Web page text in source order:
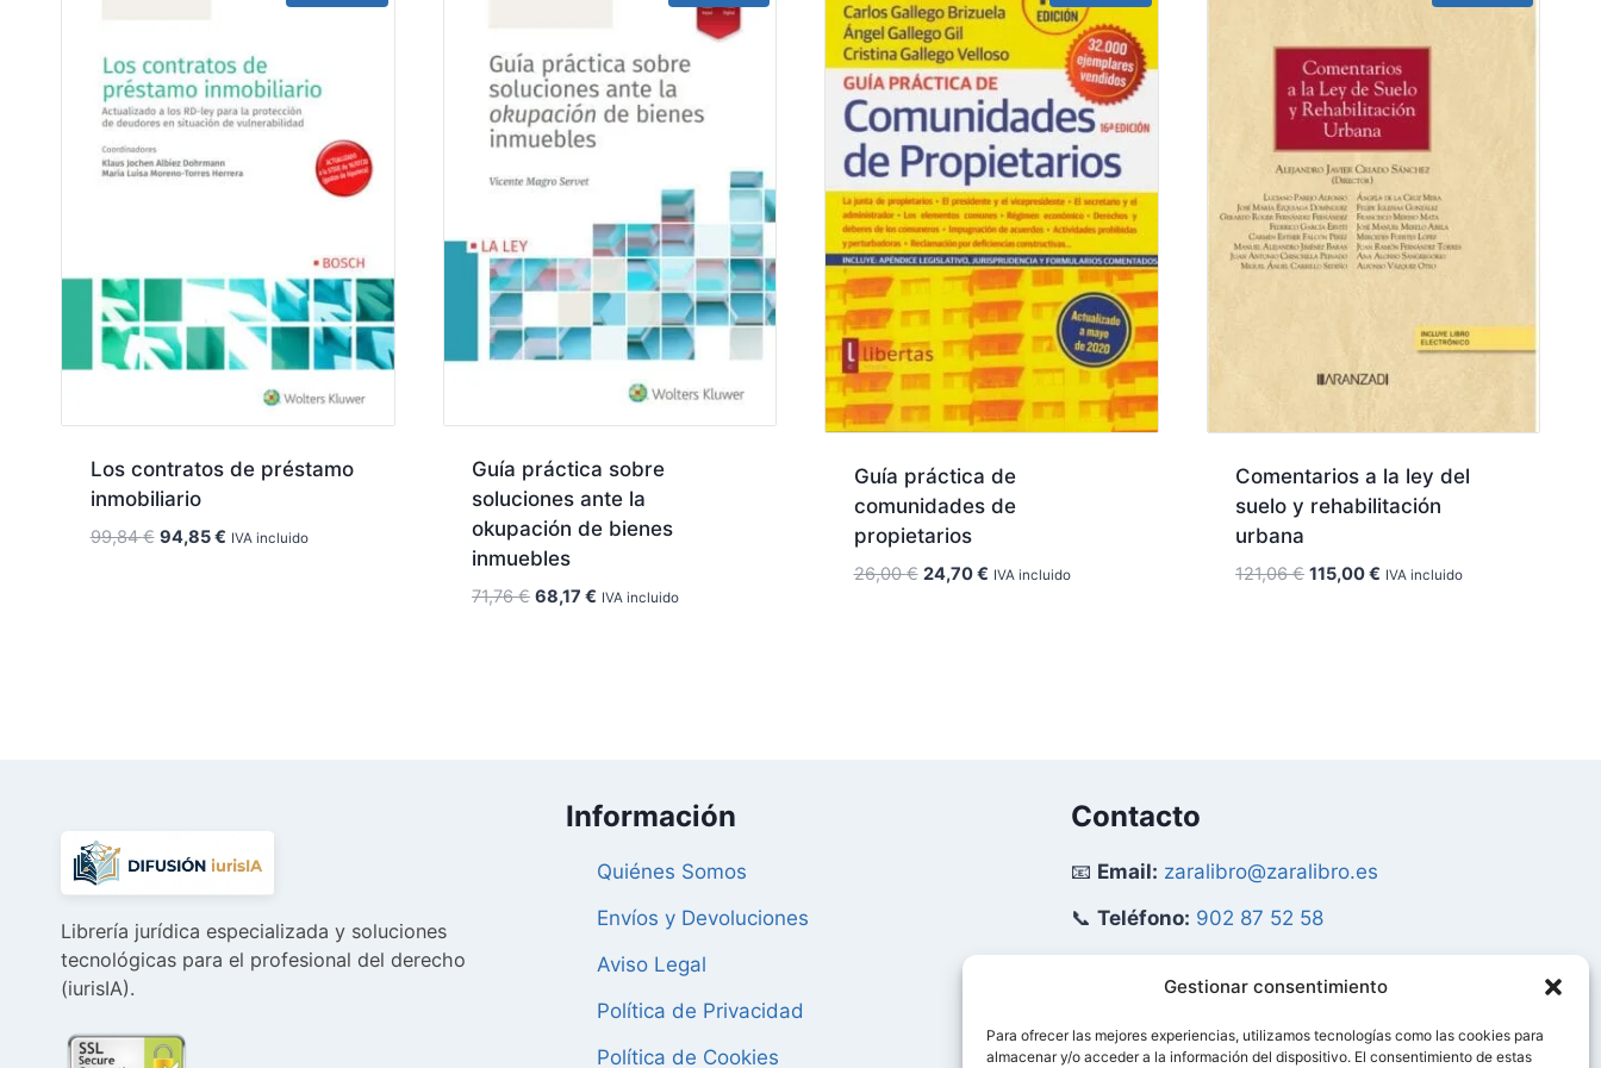
Gestionar consentimiento
Para ofrecer las mejores experiencias, utilizamos tecnologías como las cookies para
almacenar y/o acceder a la información del dispositivo. El consentimiento de estas
Los contratos de préstamo
inmobiliario
99,84€ El
94,85€ElIVA incluido
Guía práctica sobre
soluciones ante la
okupación de bienes
inmuebles
71,76€ El
68,17 € El
IVA incluido
Guía práctica de
comunidades de
propietarios
26,00€ El
24,70€ElIVA incluido
Comentarios a la ley del
suelo y rehabilitación
urbana
121,06€ El
115,00€ El
IVA incluido
Librería jurídica especializada y soluciones
tecnológicas para el profesional del derecho
(iurisIA).
Información
Quiénes Somos
Envíos y Devoluciones
Aviso Legal
Política de Privacidad
Política de Cookies
Contacto
📧 Email: zaralibro@zaralibro.es
📞 Teléfono: 902 87 52 58
Mi Cuenta
👤Acceder / Mi Cuenta